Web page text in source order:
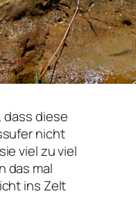
dass diese
nicht
viel zu viel
das mal
ins Zelt